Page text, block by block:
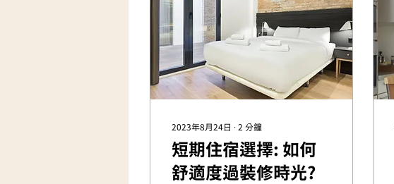
2023年8月24日 ∙ 2 分鐘
短期住宿選擇: 如何
舒適度過裝修時光?